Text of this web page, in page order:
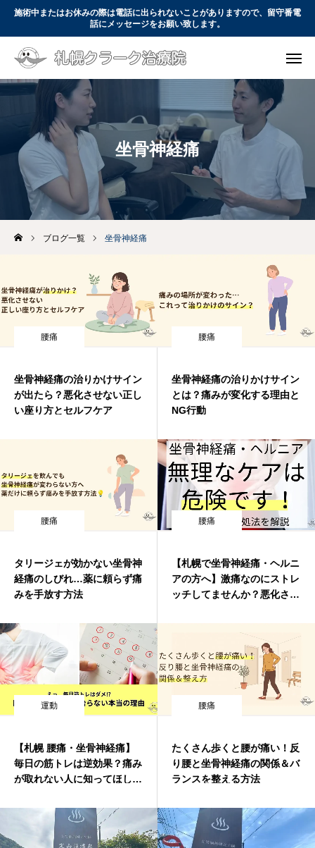
施術中またはお休みの際は電話に出られないことがありますので、留守番電
話にメッセージをお願い致します。
坐骨神経痛
ブログ一覧 坐骨神経痛
腰痛
坐骨神経痛の治りかけサイン
が出たら？悪化させない正し
い座り方とセルフケア
腰痛
坐骨神経痛の治りかけサイン
とは？痛みが変化する理由と
NG行動
腰痛
タリージェが効かない坐骨神
経痛のしびれ…薬に頼らず痛
みを手放す方法
腰痛
【札幌で坐骨神経痛・ヘルニ
アの方へ】激痛なのにストレ
ッチしてませんか？悪化させ
法
運動
【札幌 腰痛・坐骨神経痛】
毎日の筋トレは逆効果？痛み
が取れない人に知ってほしい
腰痛
たくさん歩くと腰が痛い！反
り腰と坐骨神経痛の関係＆バ
ランスを整える方法
 WEB予約
 コース・料金 アクセス
お問い合わせ
初めての方へ
コース・料金
当院について